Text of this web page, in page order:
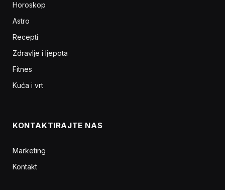
Horoskop
Astro
Recepti
Zdravlje i ljepota
Fitnes
Kuća i vrt
KONTAKTIRAJTE NAS
Marketing
Kontakt